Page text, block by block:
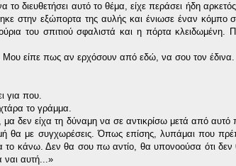
διευθετήσει αυτό το θέμα, είχε περάσει ήδη
στην εξώπορτα της αυλής και ένιωσε έναν κόμπο
του σπιτιού σφαλιστά και η πόρτα κλειδωμένη.
Μου είπε πως αν ερχόσουν από εδώ, να σου τον έδινα.
για που.
το γράμμα.
δεν είχα τη δύναμη να σε αντικρίσω μετά από
θα με συγχωρέσεις. Όπως επίσης, λυπάμαι που
το κάνω. Δεν θα σου πω αντίο, θα υπονοούσα ότι δεν
ναι αυτή...»